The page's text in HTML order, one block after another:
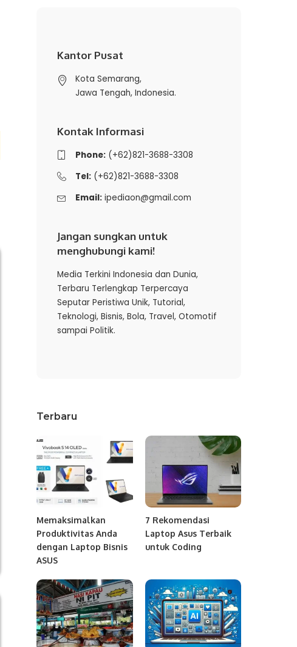
Kantor Pusat
Kota Semarang,
Jawa Tengah, Indonesia.
Kontak Informasi
Phone: (+62)821-3688-3308
Tel: (+62)821-3688-3308
Email: ipediaon@gmail.com
Jangan sungkan untuk
menghubungi kami!
Media Terkini Indonesia dan Dunia,
Terbaru Terlengkap Terpercaya
Seputar Peristiwa Unik, Tutorial,
Teknologi, Bisnis, Bola, Travel, Otomotif
sampai Politik.
Terbaru
Memaksimalkan
Produktivitas Anda
dengan Laptop Bisnis
ASUS
7 Rekomendasi
Laptop Asus Terbaik
untuk Coding